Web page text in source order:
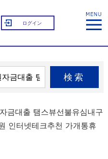
ログイン
検索
금대출 탬스뷰선불유심내구
인터넷테크추천 가개통휴